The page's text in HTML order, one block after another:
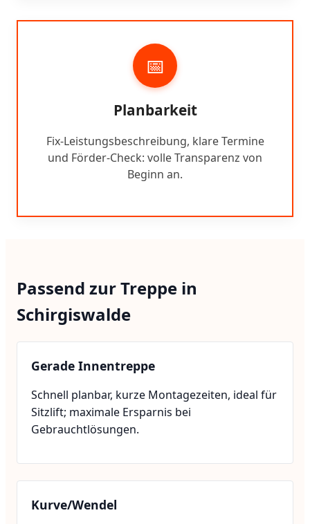
📅
Planbarkeit
Fix-Leistungsbeschreibung, klare Termine
und Förder-Check: volle Transparenz von
Beginn an.
Passend zur Treppe in
Schirgiswalde
Gerade Innentreppe
Schnell planbar, kurze Montagezeiten, ideal für
Sitzlift; maximale Ersparnis bei
Gebrauchtlösungen.
Kurve/Wendel